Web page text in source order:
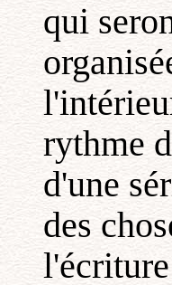
qui
rythme
d'une
des